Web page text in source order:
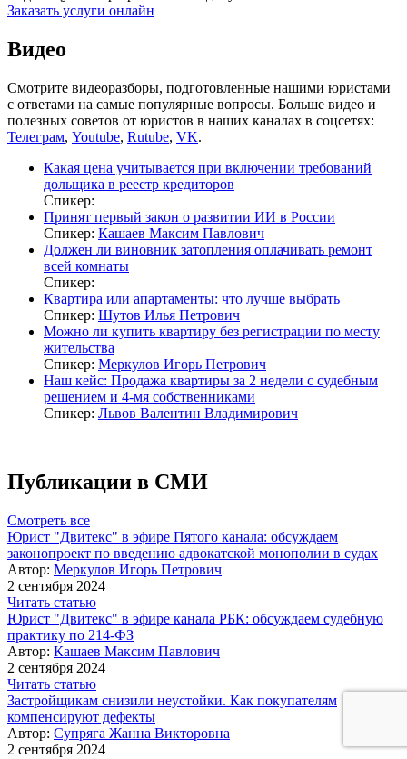
Заказать услуги онлайн
Видео
Смотрите видеоразборы, подготовленные нашими юристами
с ответами на самые популярные вопросы. Больше видео и
полезных советов от юристов в наших каналах в соцсетях:
Телеграм, Youtube, Rutube, VK.
Какая цена учитывается при включении требований
дольщика в реестр кредиторов
Спикер:
Принят первый закон о развитии ИИ в России
Спикер: Кашаев Максим Павлович
Должен ли виновник затопления оплачивать ремонт
всей комнаты
Спикер:
Квартира или апартаменты: что лучше выбрать
Спикер: Шутов Илья Петрович
Можно ли купить квартиру без регистрации по месту
жительства
Спикер: Меркулов Игорь Петрович
Наш кейс: Продажа квартиры за 2 недели с судебным
решением и 4-мя собственниками
Спикер: Львов Валентин Владимирович
Публикации в СМИ
Смотреть все
Юрист "Двитекс" в эфире Пятого канала: обсуждаем
законопроект по введению адвокатской монополии в судах
Автор: Меркулов Игорь Петрович
2 сентября 2024
Читать статью
Юрист "Двитекс" в эфире канала РБК: обсуждаем судебную
практику по 214-ФЗ
Автор: Кашаев Максим Павлович
2 сентября 2024
Читать статью
Застройщикам снизили неустойки. Как покупателям
компенсируют дефекты
Автор: Супряга Жанна Викторовна
2 сентября 2024